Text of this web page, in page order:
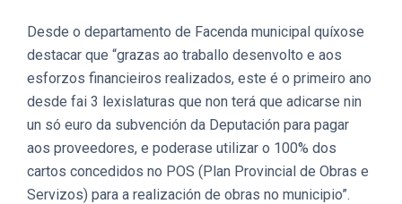
Desde o departamento de Facenda municipal quíxose
destacar que “grazas ao traballo desenvolto e aos
esforzos financieiros realizados, este é o primeiro ano
desde fai 3 lexislaturas que non terá que adicarse nin
un só euro da subvención da Deputación para pagar
aos proveedores, e poderase utilizar o 100% dos
cartos concedidos no POS (Plan Provincial de Obras e
Servizos) para a realización de obras no municipio”.